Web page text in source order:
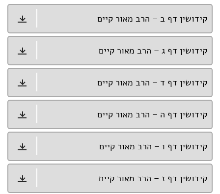
קידושין דף ב – הרב מאור קיים
קידושין דף ג – הרב מאור קיים
קידושין דף ד – הרב מאור קיים
קידושין דף ה – הרב מאור קיים
קידושין דף ו – הרב מאור קיים
קידושין דף ז – הרב מאור קיים